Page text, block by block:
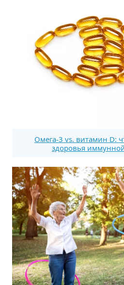
Омега-3 vs. витамин D:
здоровья